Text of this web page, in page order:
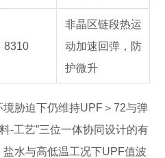
8310
非晶区链段热运
动加速回弹，防
护微升
胁迫下仍维持UPF＞72与弹
-工艺”三位一体协同设计的有
水与高低温工况下UPF值波